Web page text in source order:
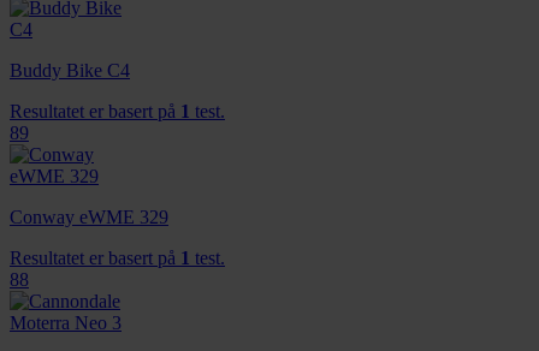
Buddy Bike C4
Resultatet er basert på 1 test.
89
Conway eWME 329
Resultatet er basert på 1 test.
88